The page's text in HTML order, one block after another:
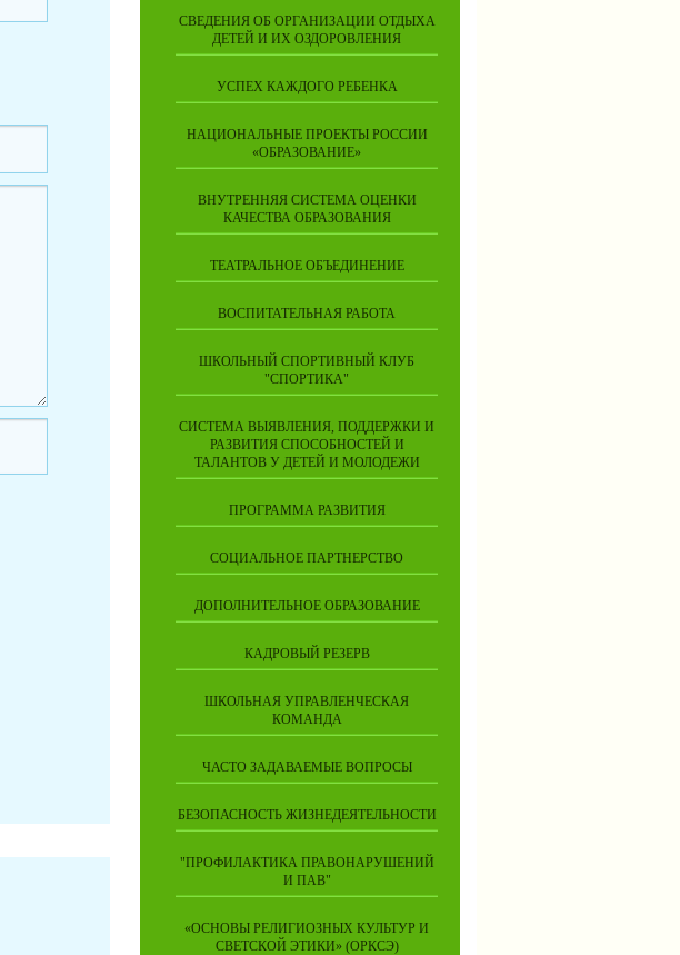
СВЕДЕНИЯ ОБ ОРГАНИЗАЦИИ ОТДЫХА
ДЕТЕЙ И ИХ ОЗДОРОВЛЕНИЯ
УСПЕХ КАЖДОГО РЕБЕНКА
НАЦИОНАЛЬНЫЕ ПРОЕКТЫ РОССИИ
«ОБРАЗОВАНИЕ»
ВНУТРЕННЯЯ СИСТЕМА ОЦЕНКИ
КАЧЕСТВА ОБРАЗОВАНИЯ
ТЕАТРАЛЬНОЕ ОБЪЕДИНЕНИЕ
ВОСПИТАТЕЛЬНАЯ РАБОТА
ШКОЛЬНЫЙ СПОРТИВНЫЙ КЛУБ
"СПОРТИКА"
СИСТЕМА ВЫЯВЛЕНИЯ, ПОДДЕРЖКИ И
РАЗВИТИЯ СПОСОБНОСТЕЙ И
ТАЛАНТОВ У ДЕТЕЙ И МОЛОДЕЖИ
ПРОГРАММА РАЗВИТИЯ
СОЦИАЛЬНОЕ ПАРТНЕРСТВО
ДОПОЛНИТЕЛЬНОЕ ОБРАЗОВАНИЕ
КАДРОВЫЙ РЕЗЕРВ
ШКОЛЬНАЯ УПРАВЛЕНЧЕСКАЯ
КОМАНДА
ЧАСТО ЗАДАВАЕМЫЕ ВОПРОСЫ
БЕЗОПАСНОСТЬ ЖИЗНЕДЕЯТЕЛЬНОСТИ
"ПРОФИЛАКТИКА ПРАВОНАРУШЕНИЙ
И ПАВ"
«ОСНОВЫ РЕЛИГИОЗНЫХ КУЛЬТУР И
СВЕТСКОЙ ЭТИКИ» (ОРКСЭ)